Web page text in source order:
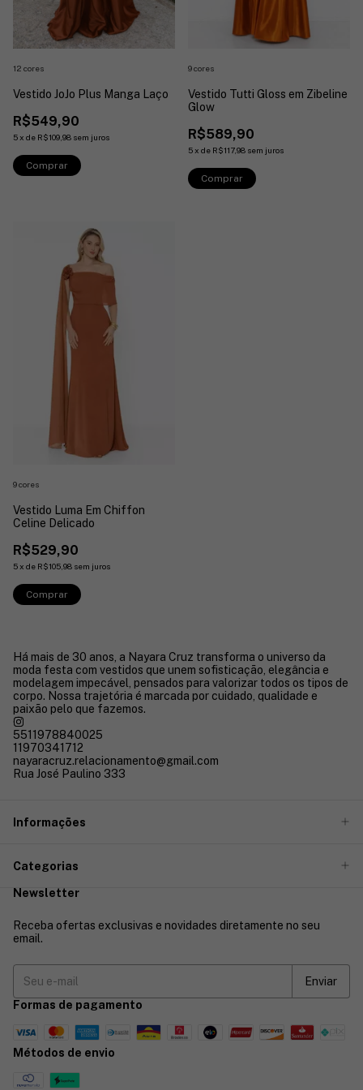
Vestido JoJo Plus Manga Laço
R$549,90
5 x de R$109,98 sem juros
12 cores
Comprar
Vestido Tutti Gloss em Zibeline
Glow
R$589,90
5 x de R$117,98 sem juros
9 cores
Comprar
Vestido Luma Em Chiffon
Celine Delicado
R$529,90
5 x de R$105,98 sem juros
9 cores
Comprar
Há mais de 30 anos, a Nayara Cruz transforma o universo da
moda festa com vestidos que unem sofisticação, elegância e
modelagem impecável, pensados para valorizar todos os tipos de
corpo. Nossa trajetória é marcada por cuidado, qualidade e
paixão pelo que fazemos.
5511978840025
11970341712
nayaracruz.relacionamento@gmail.com
Rua José Paulino 333
Informações
Categorias
Newsletter
Receba ofertas exclusivas e novidades diretamente no seu
email.
Formas de pagamento
Métodos de envio